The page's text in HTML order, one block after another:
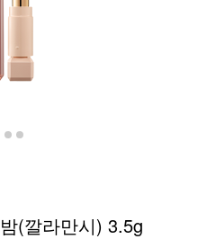
(깔라만시) 3.5g